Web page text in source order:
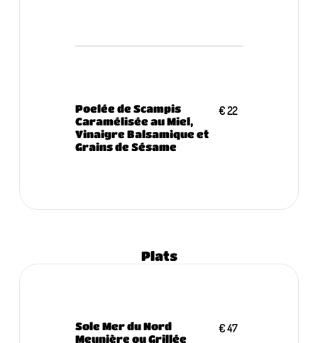
Poelée de Scampis
Caramélisée au Miel,
Vinaigre Balsamique et
Grains de Sésame
€ 22
Plats
Sole Mer du Nord
Meunière ou Grillée
€ 47